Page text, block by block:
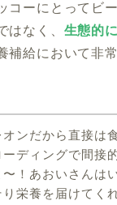
コーにとってビ
はなく、 生態的
補給において非
ンだから直接は
ディングで間接
！あおいさんは
り栄養を届けてく